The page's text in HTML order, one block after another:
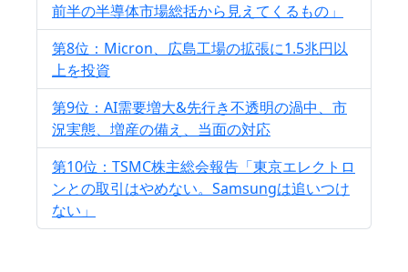
前半の半導体市場総括から見えてくるもの」
第8位：Micron、広島工場の拡張に1.5兆円以
上を投資
第9位：AI需要増大&先行き不透明の渦中、市
況実態、増産の備え、当面の対応
第10位：TSMC株主総会報告「東京エレクトロ
ンとの取引はやめない。Samsungは追いつけ
ない」